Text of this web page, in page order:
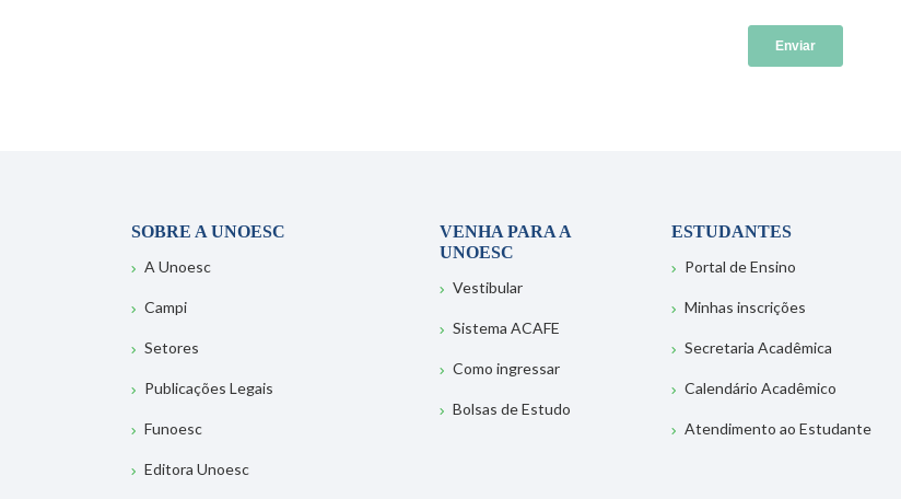
SOBRE A UNOESC
A Unoesc
Campi
Setores
Publicações Legais
Funoesc
Editora Unoesc
VENHA PARA A
UNOESC
Vestibular
Sistema ACAFE
Como ingressar
Bolsas de Estudo
ESTUDANTES
Portal de Ensino
Minhas inscrições
Secretaria Acadêmica
Calendário Acadêmico
Atendimento ao Estudante